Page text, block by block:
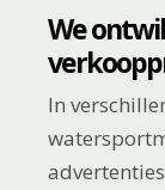
We
In